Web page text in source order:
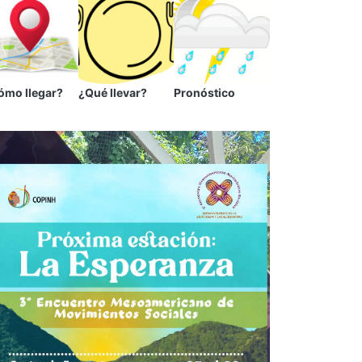
llegar? ¿Qué llevar? Pronóstico